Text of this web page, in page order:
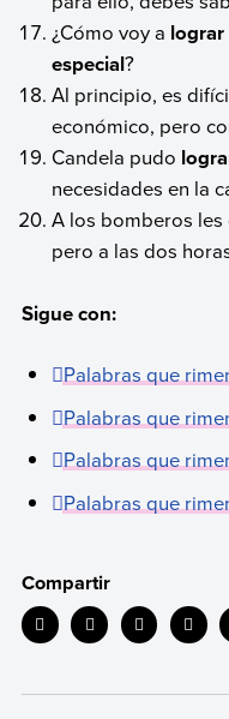
¿Cómo voy a lograr
especial?
Al principio, es
económico, pero
Candela pudo
necesidades en la
A los bomberos
pero a las dos
Sigue con:
Palabras que
Palabras que
Palabras que
Palabras que
Compartir